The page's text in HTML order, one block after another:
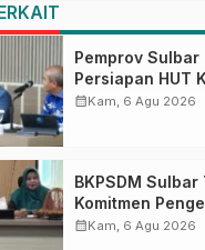
Pemprov
Persiapan HUT
Puncak
calendar_monthKam, 6 Agu 2026
BKPSDM
Komitmen
Kompetensi ASN
calendar_monthKam, 6 Agu 2026